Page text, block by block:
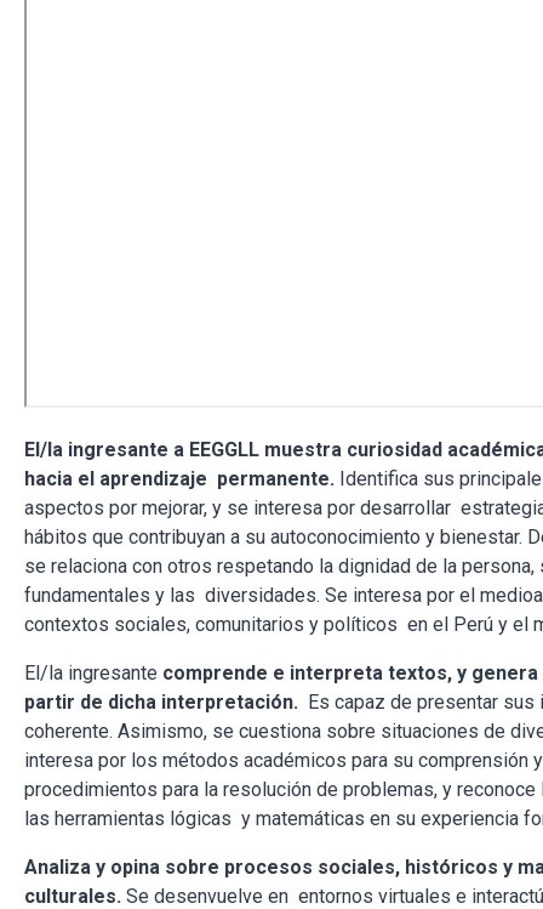
El/la ingresante a EEGGLL muestra curiosidad
hacia el aprendizaje permanente. Identifica sus
aspectos por mejorar, y se interesa por desarrollar
hábitos que contribuyan a su autoconocimiento y bienestar.
se relaciona con otros respetando la dignidad de la
fundamentales y las diversidades. Se interesa por el
contextos sociales, comunitarios y políticos en el Perú y el
El/la ingresante comprende e interpreta textos, y genera
partir de dicha interpretación. Es capaz de presentar sus
coherente. Asimismo, se cuestiona sobre situaciones de
interesa por los métodos académicos para su comprensión
procedimientos para la resolución de problemas, y reconoce
las herramientas lógicas y matemáticas en su experiencia
Analiza y opina sobre procesos sociales, históricos y
culturales. Se desenvuelve en entornos virtuales e